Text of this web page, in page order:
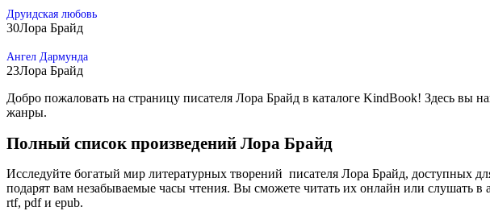
Друидская любовь
30Лора Брайд
Ангел Дармунда
23Лора Брайд
Добро пожаловать на страницу писателя Лора Брайд в каталоге KindBook! Здесь вы
жанры.
Полный список произведений Лора Брайд
Исследуйте богатый мир литературных творений писателя Лора Брайд, доступных
подарят вам незабываемые часы чтения. Вы сможете читать их онлайн или слушать
rtf, pdf и epub.